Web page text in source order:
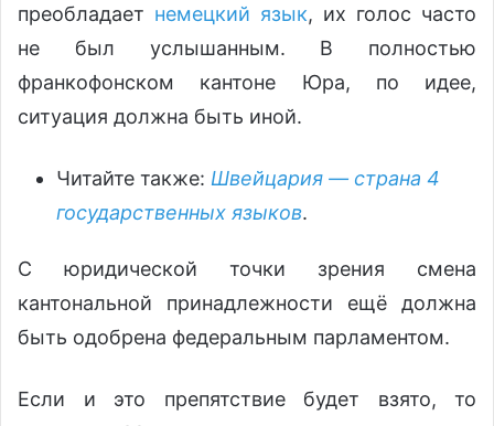
преобладает немецкий язык, их голос часто
не был услышанным. В полностью
франкофонском кантоне Юра, по идее,
ситуация должна быть иной.
Читайте также: Швейцария — страна 4
государственных языков.
С юридической точки зрения смена
кантональной принадлежности ещё должна
быть одобрена федеральным парламентом.
Если и это препятствие будет взято, то